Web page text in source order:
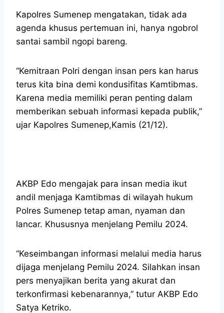
Kapolres Sumenep mengatakan, tidak ada
agenda khusus pertemuan ini, hanya ngobrol
santai sambil ngopi bareng.
“Kemitraan Polri dengan insan pers kan harus
terus kita bina demi kondusifitas Kamtibmas.
Karena media memiliki peran penting dalam
memberikan sebuah informasi kepada publik,”
ujar Kapolres Sumenep,Kamis (21/12).
AKBP Edo mengajak para insan media ikut
andil menjaga Kamtibmas di wilayah hukum
Polres Sumenep tetap aman, nyaman dan
lancar. Khususnya menjelang Pemilu 2024.
“Keseimbangan informasi melalui media harus
dijaga menjelang Pemilu 2024. Silahkan insan
pers menyajikan berita yang akurat dan
terkonfirmasi kebenarannya,” tutur AKBP Edo
Satya Ketriko.